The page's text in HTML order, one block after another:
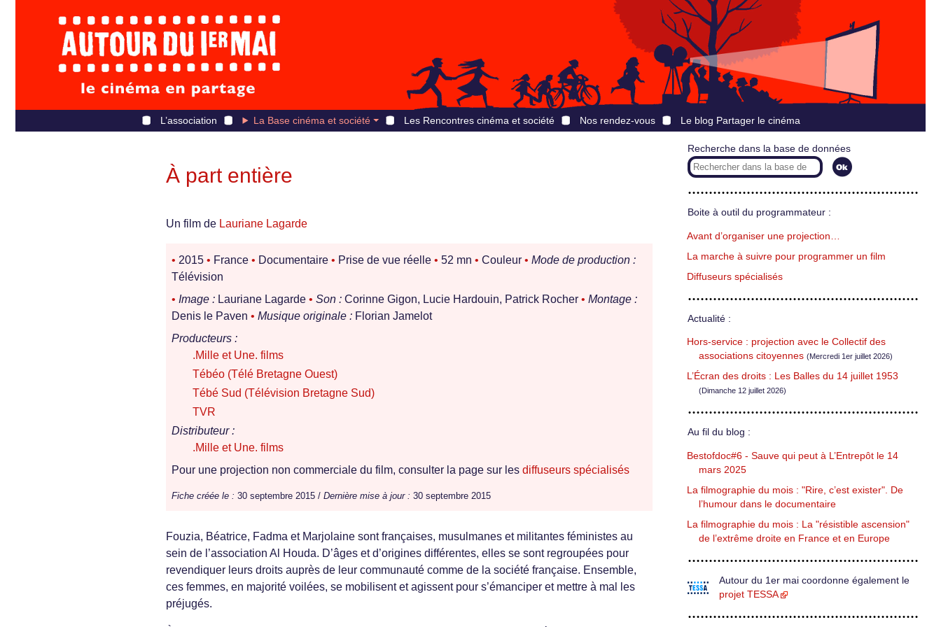
L’association La Base cinéma et société Les Rencontres cinéma et société Nos rendez-vous Le blog Partager le cinéma
À part entière
Un film de Lauriane Lagarde
• 2015 • France • Documentaire • Prise de vue réelle • 52 mn • Couleur • Mode de production :
Télévision
• Image : Lauriane Lagarde • Son : Corinne Gigon, Lucie Hardouin, Patrick Rocher • Montage :
Denis le Paven • Musique originale : Florian Jamelot
Producteurs :
.Mille et Une. films
Tébéo (Télé Bretagne Ouest)
Tébé Sud (Télévision Bretagne Sud)
TVR
Distributeur :
.Mille et Une. films
Pour une projection non commerciale du film, consulter la page sur les diffuseurs spécialisés
Fiche créée le : 30 septembre 2015 / Dernière mise à jour : 30 septembre 2015
Fouzia, Béatrice, Fadma et Marjolaine sont françaises, musulmanes et militantes féministes au
sein de l’association Al Houda. D’âges et d’origines différentes, elles se sont regroupées pour
revendiquer leurs droits auprès de leur communauté comme de la société française. Ensemble,
ces femmes, en majorité voilées, se mobilisent et agissent pour s’émanciper et mettre à mal les
préjugés.
Recherche dans la base de données
Boite à outil du programmateur :
Avant d’organiser une projection…
La marche à suivre pour programmer un film
Diffuseurs spécialisés
Actualité :
Hors-service : projection avec le Collectif des
associations citoyennes (Mercredi 1er juillet 2026)
L’Écran des droits : Les Balles du 14 juillet 1953
(Dimanche 12 juillet 2026)
Au fil du blog :
Bestofdoc#6 - Sauve qui peut à L’Entrepôt le 14
mars 2025
La filmographie du mois : "Rire, c’est exister". De
l’humour dans le documentaire
La filmographie du mois : La "résistible ascension"
de l’extrême droite en France et en Europe
Autour du 1er mai coordonne également le
projet TESSA